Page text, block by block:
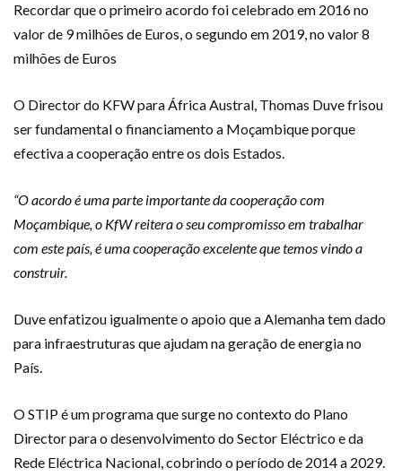
Recordar que o primeiro acordo foi celebrado em 2016 no
valor de 9 milhões de Euros, o segundo em 2019, no valor 8
milhões de Euros
O Director do KFW para África Austral, Thomas Duve frisou
ser fundamental o financiamento a Moçambique porque
efectiva a cooperação entre os dois Estados.
“O acordo é uma parte importante da cooperação com
Moçambique, o KfW reitera o seu compromisso em trabalhar
com este país, é uma cooperação excelente que temos vindo a
construir.
Duve enfatizou igualmente o apoio que a Alemanha tem dado
para infraestruturas que ajudam na geração de energia no
País.
O STIP é um programa que surge no contexto do Plano
Director para o desenvolvimento do Sector Eléctrico e da
Rede Eléctrica Nacional, cobrindo o período de 2014 a 2029.